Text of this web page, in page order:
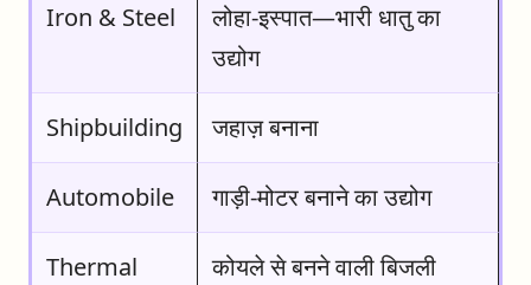
Iron & Steel
लोहा-इस्पात—भारी धातु का
उद्योग
Shipbuilding जहाज़ बनाना
Automobile गाड़ी-मोटर बनाने का उद्योग
Thermal
कोयले से बनने वाली बिजली